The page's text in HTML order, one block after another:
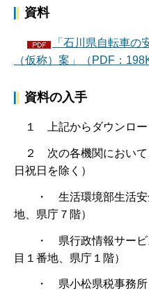
資料
「石川県自転車の
（仮称）案」（PDF：
資料の入手
１ 上記からダウンロー
２ 次の各機関において
日祝日を除く）
・ 生活環境部生活安
地、県庁７階）
・ 県行政情報サービ
目１番地、県庁１階）
・ 県小松県税事務所